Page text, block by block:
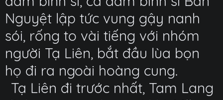
Nguyệt lập tức vung gậy nanh
sói, rống to vài tiếng với nhóm
người Tạ Liên, bắt đầu lùa bọn
họ đi ra ngoài hoàng cung.
Tạ Liên đi trước nhất, Tam Lang